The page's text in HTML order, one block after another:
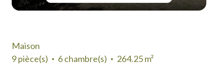
Maison
9 pièce(s)
6 chambre(s) 264.25 m²